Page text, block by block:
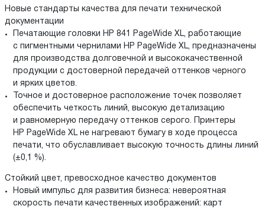
Новые стандарты качества для печати технической
документации
Печатающие головки HP 841 PageWide XL, работающие
с пигментными чернилами HP PageWide XL, предназначены
для производства долговечной и высококачественной
продукции с достоверной передачей оттенков черного
и ярких цветов.
Точное и достоверное расположение точек позволяет
обеспечить четкость линий, высокую детализацию
и равномерную передачу оттенков серого. Принтеры
HP PageWide XL не нагревают бумагу в ходе процесса
печати, что обуславливает высокую точность длины линий
(±0,1 %).
Стойкий цвет, превосходное качество документов
Новый импульс для развития бизнеса: невероятная
скорость печати качественных изображений: карт